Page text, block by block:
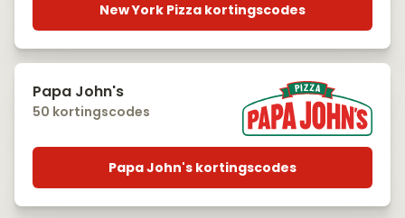
New York Pizza kortingscodes
Papa John's
50 kortingscodes
Papa John's kortingscodes